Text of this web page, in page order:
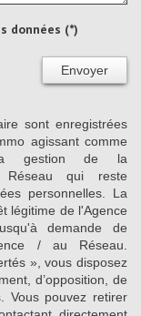
données (*)
Envoyer
sont enregistrées
agissant comme
la gestion de la
qui reste
personnelles. La
légitime de l'Agence
demande de
/ au Réseau.
», vous disposez
d’opposition, de
Vous pouvez retirer